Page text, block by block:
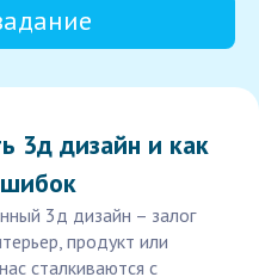
3д дизайн и как
3д дизайн – залог
продукт или
сталкиваются с